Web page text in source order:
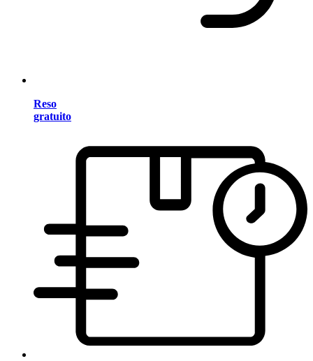
Reso
gratuito